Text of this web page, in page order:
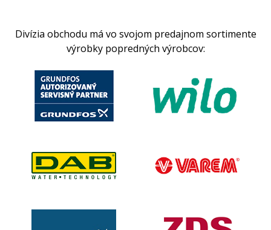
Divízia obchodu má vo svojom predajnom sortimente
výrobky popredných výrobcov: